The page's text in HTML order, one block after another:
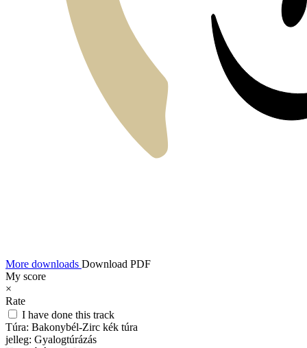
More downloads Download PDF
My score
×
Rate
I have done this track
Túra: Bakonybél-Zirc kék túra
jelleg: Gyalogtúrázás